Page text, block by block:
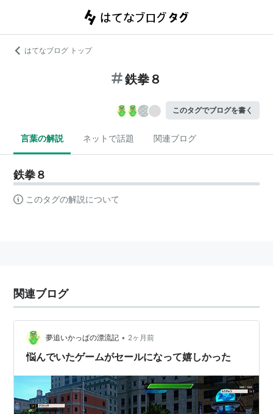
はてなブログ トップ
鉄拳８
このタグでブログを書く
言葉の解説 ネットで話題 関連ブログ
鉄拳８
このタグの解説について
関連ブログ
夢追いかっぱの漂流記 • 2ヶ月前
悩んでいたゲームがセールになって嬉しかった